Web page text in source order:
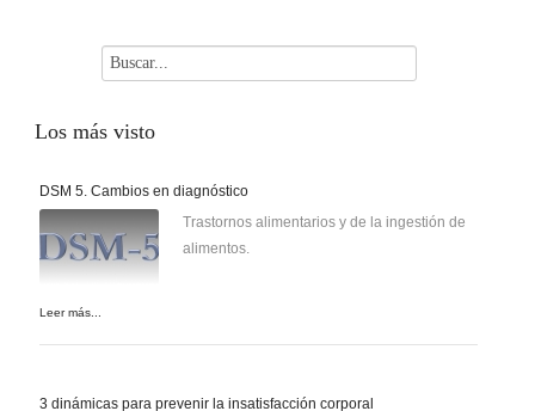
Los más visto
DSM 5. Cambios en diagnóstico
Trastornos alimentarios y de la ingestión de
alimentos.
Leer más...
3 dinámicas para prevenir la insatisfacción corporal